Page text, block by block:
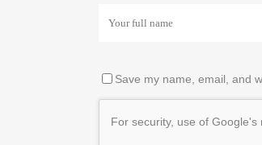
Save my name, email, and
For security, use of